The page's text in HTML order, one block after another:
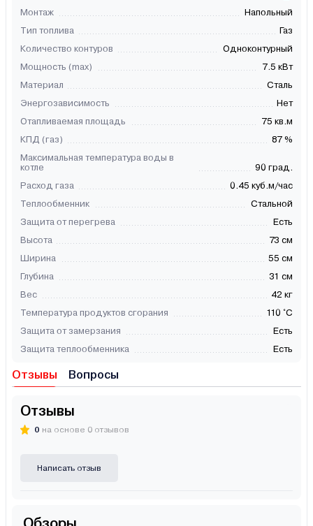
Монтаж
Напольный
Тип топлива
Газ
Количество контуров
Одноконтурный
Мощность (max)
7.5 кВт
Материал
Сталь
Энергозависимость
Нет
Отапливаемая площадь
75 кв.м
КПД (газ)
87 %
Максимальная температура воды в
котле
90 град.
Расход газа
0.45 куб.м/час
Теплообменник
Стальной
Защита от перегрева
Есть
Высота
73 см
Ширина
55 см
Глубина
31 см
Вес
42 кг
Температура продуктов сгорания
110 °С
Защита от замерзания
Есть
Защита теплообменника
Есть
Отзывы Вопросы
Отзывы
0 на основе 0 отзывов
Написать отзыв